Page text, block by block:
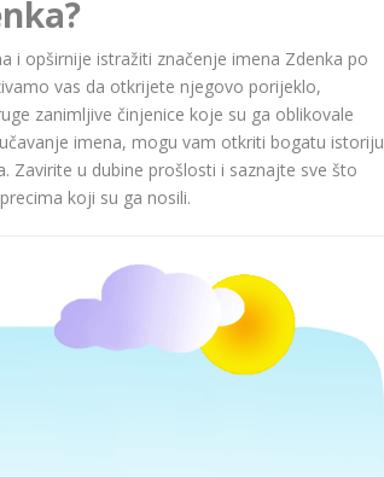
i opširnije istražiti značenje imena Zdenka po
vas da otkrijete njegovo porijeklo,
zanimljive činjenice koje su ga oblikovale
imena, mogu vam otkriti bogatu istoriju
Zavirite u dubine prošlosti i saznajte sve što
koji su ga nosili.